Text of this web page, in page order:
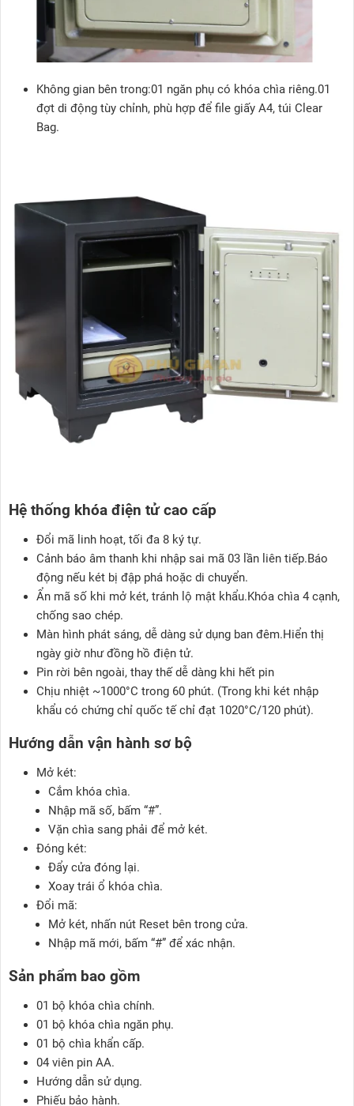
Không gian bên trong:01 ngăn phụ có khóa chìa riêng.01
đợt di động tùy chỉnh, phù hợp để file giấy A4, túi Clear
Bag.
Hệ thống khóa điện tử cao cấp
Đổi mã linh hoạt, tối đa 8 ký tự.
Cảnh báo âm thanh khi nhập sai mã 03 lần liên tiếp.Báo
động nếu két bị đập phá hoặc di chuyển.
Ẩn mã số khi mở két, tránh lộ mật khẩu.Khóa chìa 4 cạnh,
chống sao chép.
Màn hình phát sáng, dễ dàng sử dụng ban đêm.Hiển thị
ngày giờ như đồng hồ điện tử.
Pin rời bên ngoài, thay thế dễ dàng khi hết pin
Chịu nhiệt ~1000°C trong 60 phút. (Trong khi két nhập
khẩu có chứng chỉ quốc tế chỉ đạt 1020°C/120 phút).
Hướng dẫn vận hành sơ bộ
Mở két:
Cắm khóa chìa.
Nhập mã số, bấm “#”.
Vặn chìa sang phải để mở két.
Đóng két:
Đẩy cửa đóng lại.
Xoay trái ổ khóa chìa.
Đổi mã:
Mở két, nhấn nút Reset bên trong cửa.
Nhập mã mới, bấm “#” để xác nhận.
Sản phẩm bao gồm
01 bộ khóa chìa chính.
01 bộ khóa chìa ngăn phụ.
01 bộ chìa khẩn cấp.
04 viên pin AA.
Hướng dẫn sử dụng.
Phiếu bảo hành.